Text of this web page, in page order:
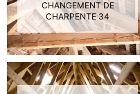
CHANGEMENT DE
CHARPENTE 34